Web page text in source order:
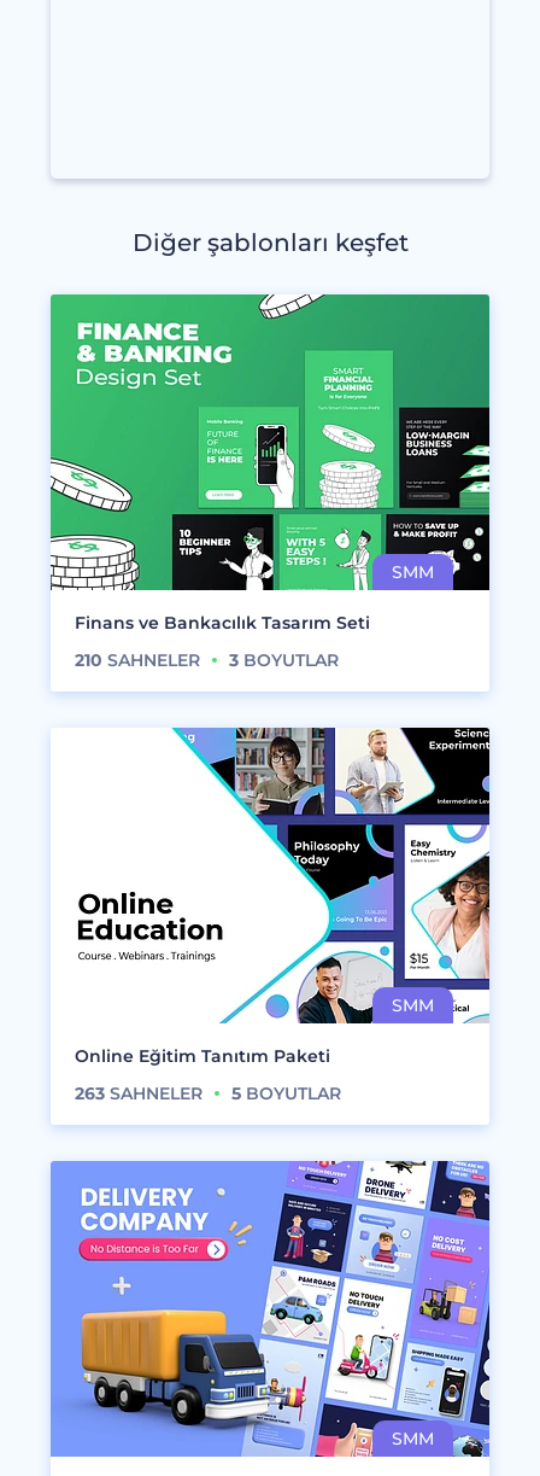
Diğer şablonları keşfet
Finans ve Bankacılık Tasarım Seti
210 SAHNELER 3 BOYUTLAR
Online Eğitim Tanıtım Paketi
263 SAHNELER 5 BOYUTLAR